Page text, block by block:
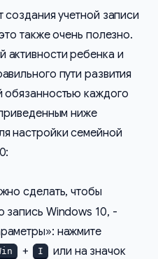
создания учетной записи
также очень полезно.
активности ребенка и
пути развития
обязанностью каждого
ниже
настройки семейной
сделать, чтобы
запись Windows 10, -
нажмите
+ I
или на значок